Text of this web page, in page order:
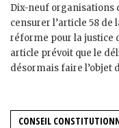
Dix-neuf organisations
censurer l’article 58
réforme pour la justice
article prévoit que le
désormais faire l’objet
CONSEIL